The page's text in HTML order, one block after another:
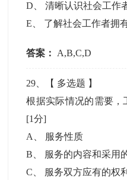
D 、清晰认识社会工作
E
了解社会工作者拥
答案： A,B,C,D
29 、【 多选题 】
根据实际情况的需要
[1分]
A
服务性质
B
服务的内容和采用
C
服务双方应有的权